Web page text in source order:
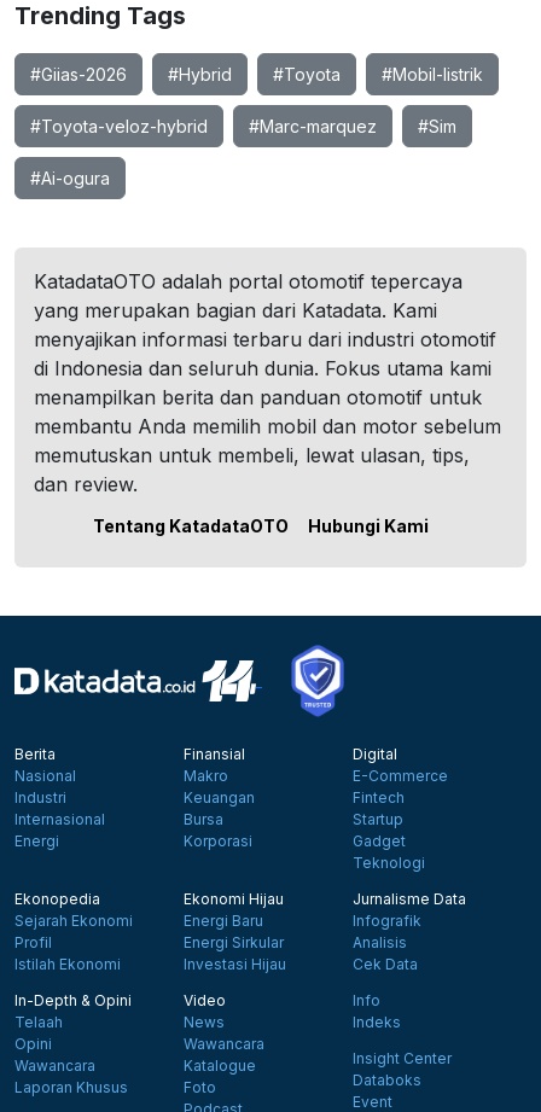
Trending Tags
#Giias-2026 #Hybrid #Toyota #Mobil-listrik
#Toyota-veloz-hybrid #Marc-marquez #Sim
#Ai-ogura
KatadataOTO adalah portal otomotif tepercaya
yang merupakan bagian dari Katadata. Kami
menyajikan informasi terbaru dari industri otomotif
di Indonesia dan seluruh dunia. Fokus utama kami
menampilkan berita dan panduan otomotif untuk
membantu Anda memilih mobil dan motor sebelum
memutuskan untuk membeli, lewat ulasan, tips,
dan review.
Tentang KatadataOTO Hubungi Kami
Berita
Nasional
Industri
Internasional
Energi
Finansial
Makro
Keuangan
Bursa
Korporasi
Digital
E-Commerce
Fintech
Startup
Gadget
Teknologi
Ekonopedia
Sejarah Ekonomi
Profil
Istilah Ekonomi
Ekonomi Hijau
Energi Baru
Energi Sirkular
Investasi Hijau
Jurnalisme Data
Infografik
Analisis
Cek Data
In-Depth & Opini
Telaah
Opini
Wawancara
Laporan Khusus
Video
News
Wawancara
Katalogue
Foto
Info
Indeks
Insight Center
Databoks
Event